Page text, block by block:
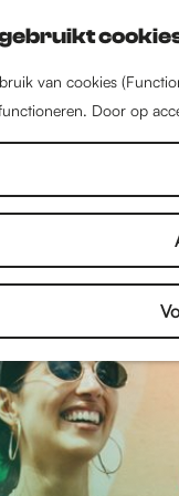
van cookies
Door op